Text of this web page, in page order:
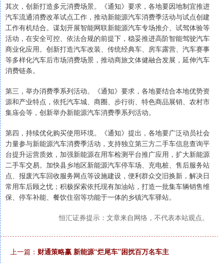
其次，创新打造多元消费场景。《通知》要求，各地要因地制宜推进
汽车流通消费改革试点工作，推动新能源汽车消费季活动与试点创建
工作有机结合。谋划开展智能网联新能源汽车专场推介、试驾体验等
活动，在安全可控、依法合规的前提下，稳妥推进高阶智能驾驶汽车
商业化应用。创新打造汽车改装、传统经典车、房车露营、汽车赛事
等多样化汽车后市场消费场景，推动商旅文体健融合发展，延伸汽车
消费链条。
第三，举办消费季系列活动。《通知》要求，各地要结合本地优势资
源和产业特点，依托汽车城、商圈、步行街、特色商品展销、农村市
集庙会等，创新举办新能源汽车消费季系列活动。
第四，持续优化购买使用环境。《通知》提出，各地要广泛动员社会
力量参与新能源汽车消费季活动，支持独立第三方二手车信息查询平
台提升运营质效，加强新能源在用车检测平台推广应用，扩大新能源
二手车交易。加快县乡地区新能源汽车停车场、充电桩、售后服务站
点、报废汽车回收服务网点等设施建设，便利群众交旧换新，解决日
常用车后顾之忧；积极探索依托现有加油站，打造一批集车辆销售维
保、停车补能、餐饮住宿等功能于一体的乡镇汽车驿站。
恒汇证券提示：文章来自网络，不代表本站观点。
上一篇： 财通策略赢 新能源“烂尾车”困扰百万名车主